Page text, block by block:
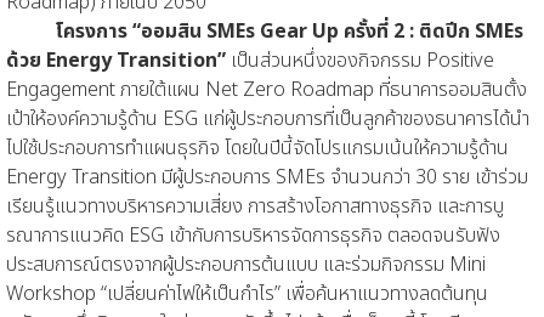
โครงการ “ออมสิน SMEs Gear Up ครั้งที่ 2 : ติดปีก SMEs
ด้วย Energy Transition” เป็นส่วนหนึ่งของกิจกรรม Positive
Engagement ภายใต้แผน Net Zero Roadmap ที่ธนาคารออมสินตั้ง
เป้าให้องค์ความรู้ด้าน ESG แก่ผู้ประกอบการที่เป็นลูกค้าของธนาคารได้นำ
ไปใช้ประกอบการทำแผนธุรกิจ โดยในปีนี้จัดโปรแกรมเน้นให้ความรู้ด้าน
Energy Transition มีผู้ประกอบการ SMEs จำนวนกว่า 30 ราย เข้าร่วม
เรียนรู้แนวทางบริหารความเสี่ยง การสร้างโอกาสทางธุรกิจ และการบู
รณาการแนวคิด ESG เข้ากับการบริหารจัดการธุรกิจ ตลอดจนรับฟัง
ประสบการณ์ตรงจากผู้ประกอบการต้นแบบ และร่วมกิจกรรม Mini
Workshop “เปลี่ยนค่าไฟให้เป็นกำไร” เพื่อค้นหาแนวทางลดต้นทุน